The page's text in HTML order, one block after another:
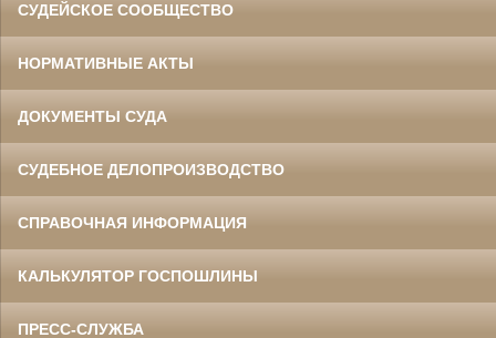
СУДЕЙСКОЕ СООБЩЕСТВО
НОРМАТИВНЫЕ АКТЫ
ДОКУМЕНТЫ СУДА
СУДЕБНОЕ ДЕЛОПРОИЗВОДСТВО
СПРАВОЧНАЯ ИНФОРМАЦИЯ
КАЛЬКУЛЯТОР ГОСПОШЛИНЫ
ПРЕСС-СЛУЖБА